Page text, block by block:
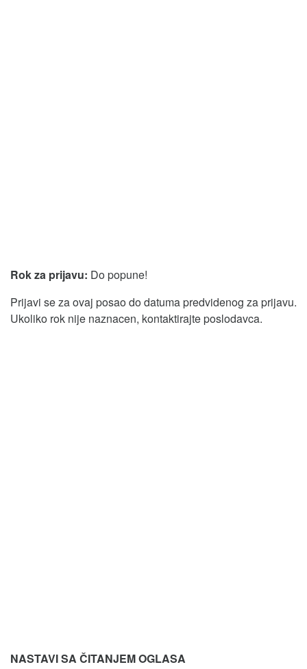
Rok za prijavu: Do popune!
Prijavi se za ovaj posao do datuma predvidenog za prijavu.
Ukoliko rok nije naznacen, kontaktirajte poslodavca.
NASTAVI SA ČITANJEM OGLASA